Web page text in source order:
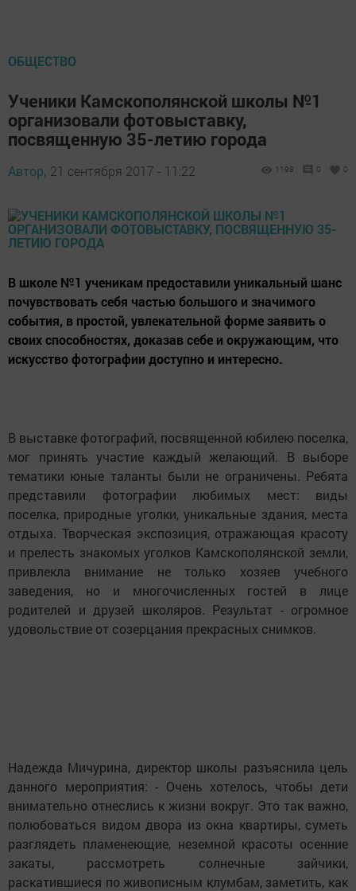
ОБЩЕСТВО
Ученики Камскополянской школы №1
организовали фотовыставку,
посвященную 35-летию города
Автор, 21 сентября 2017 - 11:22 1198 0 0
В школе №1 ученикам предоставили уникальный шанс
почувствовать себя частью большого и значимого
события, в простой, увлекательной форме заявить о
своих способностях, доказав себе и окружающим, что
искусство фотографии доступно и интересно.
В выставке фотографий, посвященной юбилею поселка,
мог принять участие каждый желающий. В выборе
тематики юные таланты были не ограничены. Ребята
представили фотографии любимых мест: виды
поселка, природные уголки, уникальные здания, места
отдыха. Творческая экспозиция, отражающая красоту
и прелесть знакомых уголков Камскополянской земли,
привлекла внимание не только хозяев учебного
заведения, но и многочисленных гостей в лице
родителей и друзей школяров. Результат - огромное
удовольствие от созерцания прекрасных снимков.
Надежда Мичурина, директор школы разъяснила цель
данного мероприятия: - Очень хотелось, чтобы дети
внимательно отнеслись к жизни вокруг. Это так важно,
полюбоваться видом двора из окна квартиры, суметь
разглядеть пламенеющие, неземной красоты осенние
закаты, рассмотреть солнечные зайчики,
раскатившиеся по живописным клумбам, заметить, как